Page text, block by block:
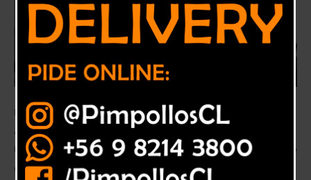
Detectives de la Brigada Investigadora de Delitos Económicos Los
Andes (BRIDEC), detuvo a un sujeto de 24 años por el delito flagrante de
Usurpación de Identidad, al ser sorprendido adquiriendo herramientas de
construcción de manera fraudulenta.